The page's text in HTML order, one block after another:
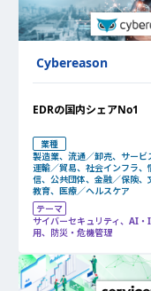
Cybereason
EDRの国内シェアNo1
業種
製造業、流通／卸売、サービ
運輸／貿易、社会インフラ、
信、公共団体、金融／保険、
教育、医療／ヘルスケア
テーマ
サイバーセキュリティ、AI・
用、防災・危機管理